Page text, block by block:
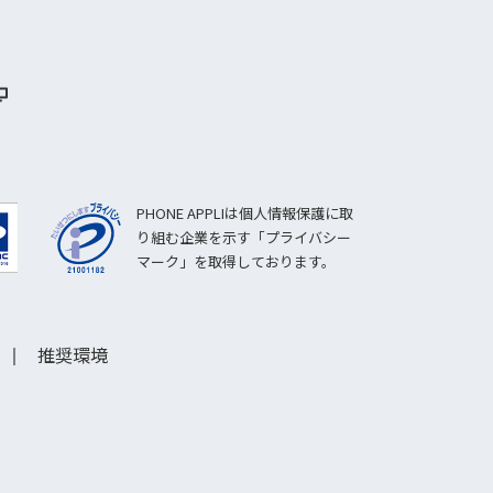
PHONE APPLIは個人情報保護に取
り組む企業を示す「プライバシー
マーク」を取得しております。
推奨環境